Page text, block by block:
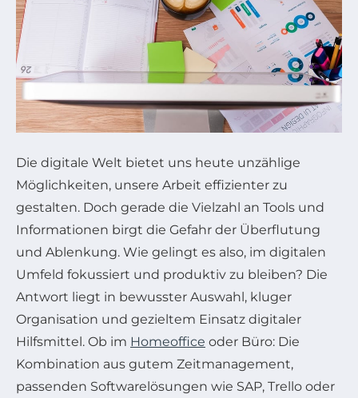
Die digitale Welt bietet uns heute unzählige
Möglichkeiten, unsere Arbeit effizienter zu
gestalten. Doch gerade die Vielzahl an Tools und
Informationen birgt die Gefahr der Überflutung
und Ablenkung. Wie gelingt es also, im digitalen
Umfeld fokussiert und produktiv zu bleiben? Die
Antwort liegt in bewusster Auswahl, kluger
Organisation und gezieltem Einsatz digitaler
Hilfsmittel. Ob im Homeoffice oder Büro: Die
Kombination aus gutem Zeitmanagement,
passenden Softwarelösungen wie SAP, Trello oder